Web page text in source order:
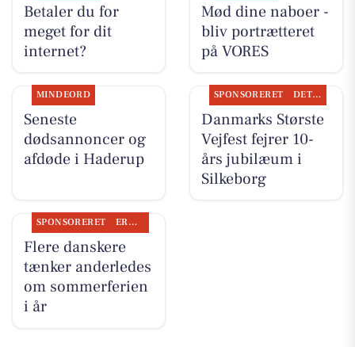
Betaler du for
meget for dit
internet?
Mød dine naboer -
bliv portrætteret
på VORES
MINDEORD
Seneste
dødsannoncer og
afdøde i Haderup
SPONSORERET DET SKER
Danmarks Største
Vejfest fejrer 10-
års jubilæum i
Silkeborg
SPONSORERET ERHVERV
Flere danskere
tænker anderledes
om sommerferien
i år